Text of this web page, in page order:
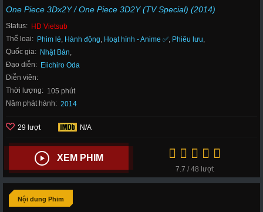
One Piece 3Dx2Y / One Piece 3D2Y (TV Special) (2014)
Status: HD Vietsub
Thể loại: Phim lẻ, Hành động, Hoạt hình - Anime ✅, Phiêu lưu,
Quốc gia: Nhật Bản,
Đạo diễn: Eiichiro Oda
Diễn viên:
Thời lượng: 105 phút
Năm phát hành: 2014
29 lượt N/A
XEM PHIM
7.7 / 48 lượt
Nội dung Phim